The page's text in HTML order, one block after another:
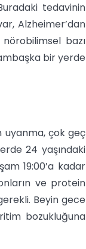
tedavinin
Alzheimer’dan
bazı
bir yerde
uyanma, çok geç
24 yaşındaki
19:00’a kadar
ve protein
Beyin gece
bozukluğuna